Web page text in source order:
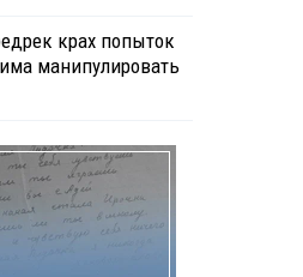
крах попыток
манипулировать